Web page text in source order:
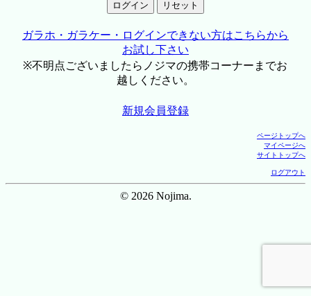
ガラホ・ガラケー・ログインできない方はこちらから
お試し下さい
※不明点ございましたらノジマの携帯コーナーまでお
越しください。
新規会員登録
ページトップへ
マイページへ
サイトトップへ
ログアウト
© 2026 Nojima.